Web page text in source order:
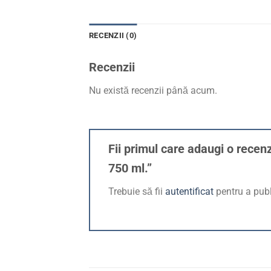
RECENZII (0)
Recenzii
Nu există recenzii până acum.
Fii primul care adaugi o
750 ml.”
Trebuie să fii autentificat pentru a